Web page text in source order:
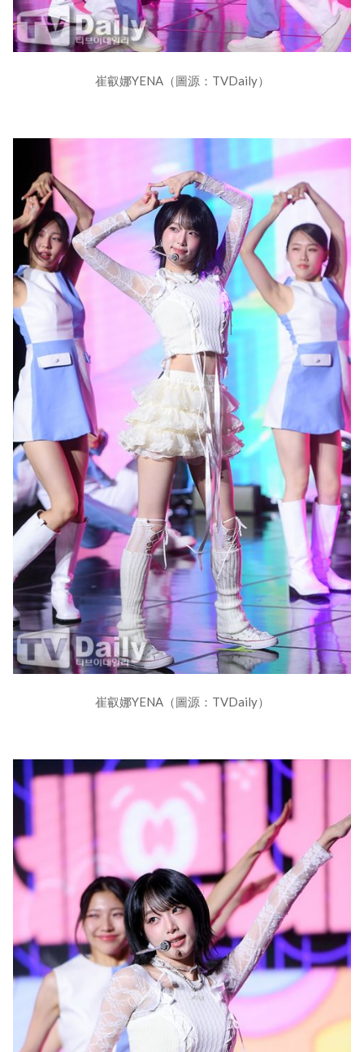
崔叡娜YENA（圖源：TVDaily）
崔叡娜YENA（圖源：TVDaily）